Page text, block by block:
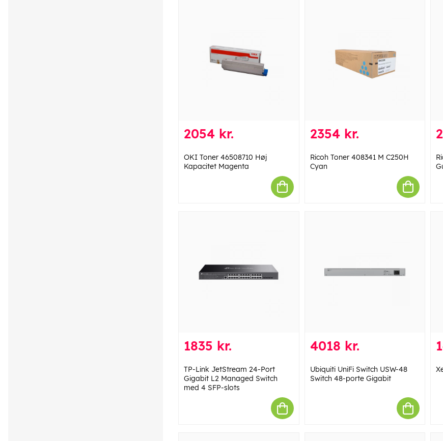
2054 kr.
OKI Toner 46508710 Høj
Kapacitet Magenta
2354 kr.
Ricoh Toner 408341 M C250H
Cyan
1835 kr.
TP-Link JetStream 24-Port
Gigabit L2 Managed Switch
med 4 SFP-slots
4018 kr.
Ubiquiti UniFi Switch USW-48
Switch 48-porte Gigabit